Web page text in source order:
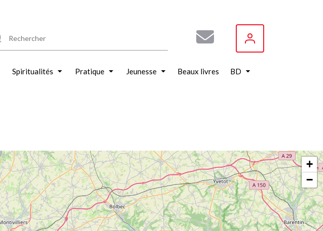
Spiritualités Pratique Jeunesse Beaux livres BD
+
−